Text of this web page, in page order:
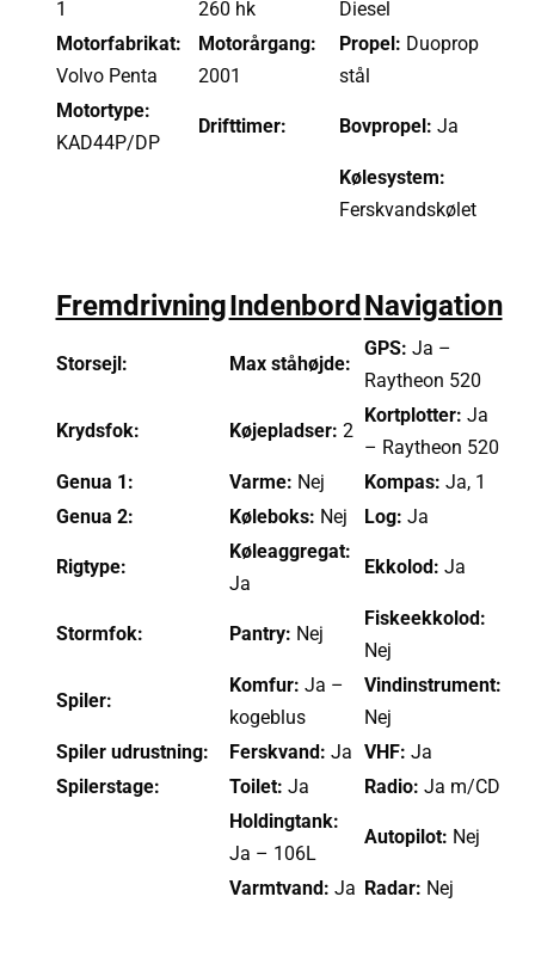
1
260 hk
Diesel
Motorfabrikat:
Volvo Penta
Motorårgang:
2001
Propel: Duoprop
stål
Motortype:
KAD44P/DP
Drifttimer: Bovpropel: Ja
Kølesystem:
Ferskvandskølet
FremdrivningIndenbord Navigation
Storsejl: Max ståhøjde:
GPS: Ja –
Raytheon 520
Krydsfok: Køjepladser: 2
Kortplotter: Ja
– Raytheon 520
Genua 1:
Varme: Nej Kompas: Ja, 1
Genua 2:
Køleboks: Nej Log: Ja
Rigtype:
Køleaggregat:
Ja
Ekkolod: Ja
Stormfok: Pantry: Nej
Fiskeekkolod:
Nej
Spiler:
Komfur: Ja –
kogeblus
Vindinstrument:
Nej
Spiler udrustning:
Ferskvand: Ja VHF: Ja
Spilerstage:
Toilet: Ja Radio: Ja m/CD
Holdingtank:
Ja – 106L
Autopilot: Nej
Varmtvand: Ja Radar: Nej